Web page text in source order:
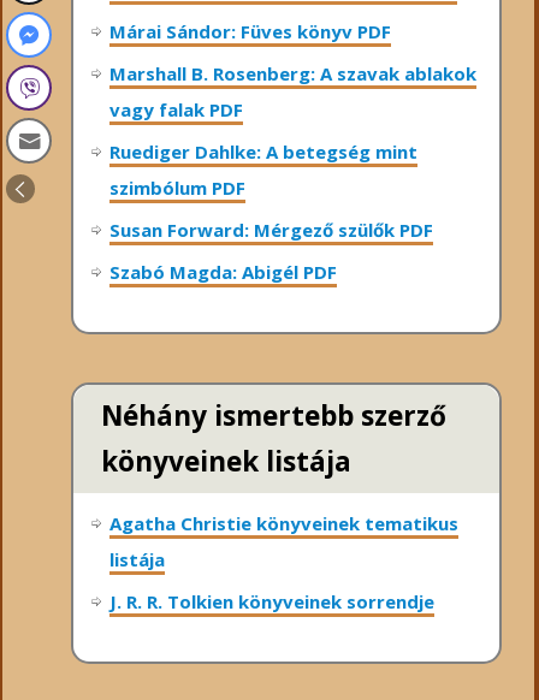
Márai Sándor: Füves könyv PDF
Marshall B. Rosenberg: A szavak ablakok
vagy falak PDF
Ruediger Dahlke: A betegség mint
szimbólum PDF
Susan Forward: Mérgező szülők PDF
Szabó Magda: Abigél PDF
Néhány ismertebb szerző
könyveinek listája
Agatha Christie könyveinek tematikus
listája
J. R. R. Tolkien könyveinek sorrendje